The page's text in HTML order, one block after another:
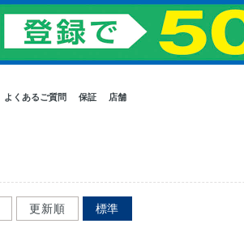
よくあるご質問 保証 店舗
更新順 標準